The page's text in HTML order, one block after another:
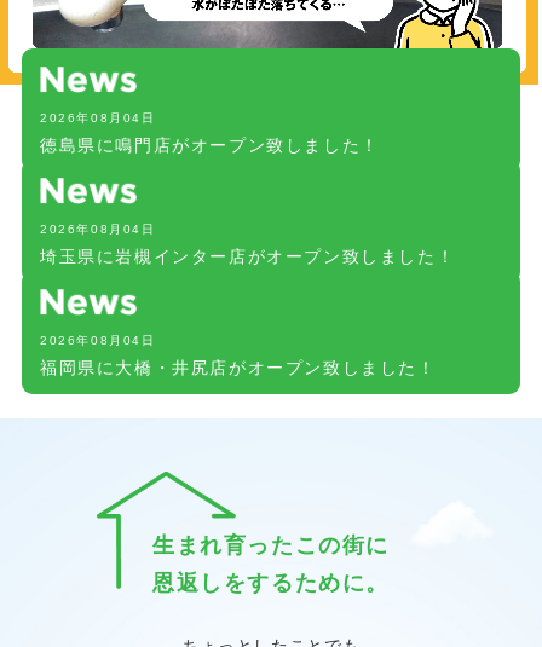
2026年08月04日
徳島県に鳴門店がオープン致しました！
2026年08月04日
埼玉県に岩槻インター店がオープン致しました！
2026年08月04日
福岡県に大橋・井尻店がオープン致しました！
生まれ育ったこの街に
恩返しをするために。